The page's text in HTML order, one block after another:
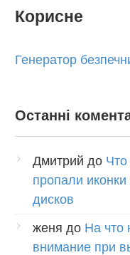
Корисне
Генератор
Останні
Дмитрий до Что
пропали
дисков
женя до На что
внимание при